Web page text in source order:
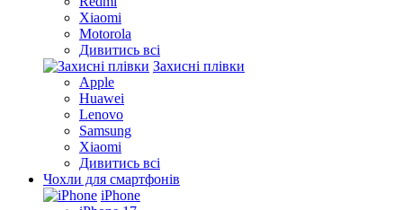
Xiaomi
Motorola
Дивитись всі
Захисні плівки
Apple
Huawei
Lenovo
Samsung
Xiaomi
Дивитись всі
Чохли для смартфонів
iPhone